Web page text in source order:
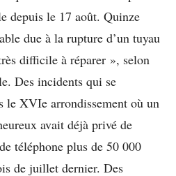
depuis le 17 août. Quinze
due à la rupture d’un tuyau
difficile à réparer », selon
Des incidents qui se
le XVIe arrondissement où un
avait déjà privé de
téléphone plus de 50 000
de juillet dernier. Des